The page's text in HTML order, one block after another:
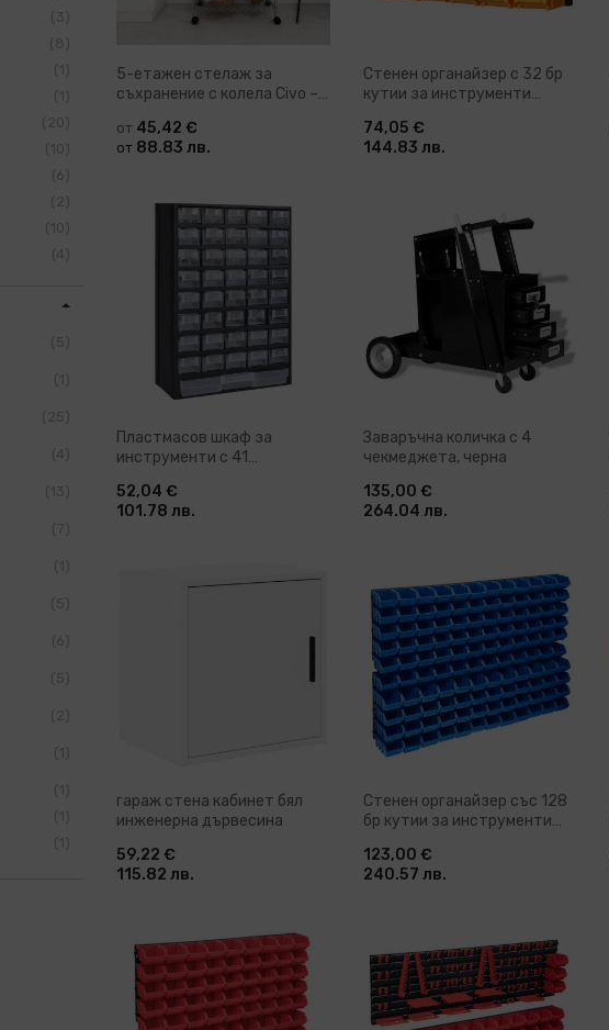
Добави в количка
5-етажен стелаж за
съхранение с колела Civo –
от 45,42 €
от 88.83 лв.
Добави в количка
Стенен органайзер с 32 бр
кутии за инструменти
74,05 €
144.83 лв.
Пластмасов шкаф за
инструменти с 41
52,04 €
101.78 лв.
Добави в количка
Заваръчна количка с 4
чекмеджета, черна
135,00 €
264.04 лв.
Добави в количка
гараж стена кабинет бял
инженерна дървесина
59,22 €
115.82 лв.
Добави в количка
Стенен органайзер със 128
бр кутии за инструменти
123,00 €
240.57 лв.